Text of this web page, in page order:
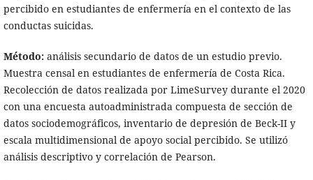
percibido en estudiantes de enfermería en el contexto de las
conductas suicidas.
Método:análisis secundario de datos de un estudio previo.
Muestra censal en estudiantes de enfermería de Costa Rica.
Recolección de datos realizada por LimeSurvey durante el 2020
con una encuesta autoadministrada compuesta de sección de
datos sociodemográficos, inventario de depresión de Beck-II y
escala multidimensional de apoyo social percibido. Se utilizó
análisis descriptivo y correlación de Pearson.